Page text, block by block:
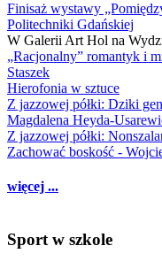
Finisaż wystawy
Politechniki Gdańskiej
W Galerii Art Hol na
„Racjonalny” romantyk i
Staszek
Hierofonia w sztuce
Z jazzowej półki: Dziki
Magdalena Heyda-
Z jazzowej półki:
Zachować boskość -
więcej ...
Sport w szkole